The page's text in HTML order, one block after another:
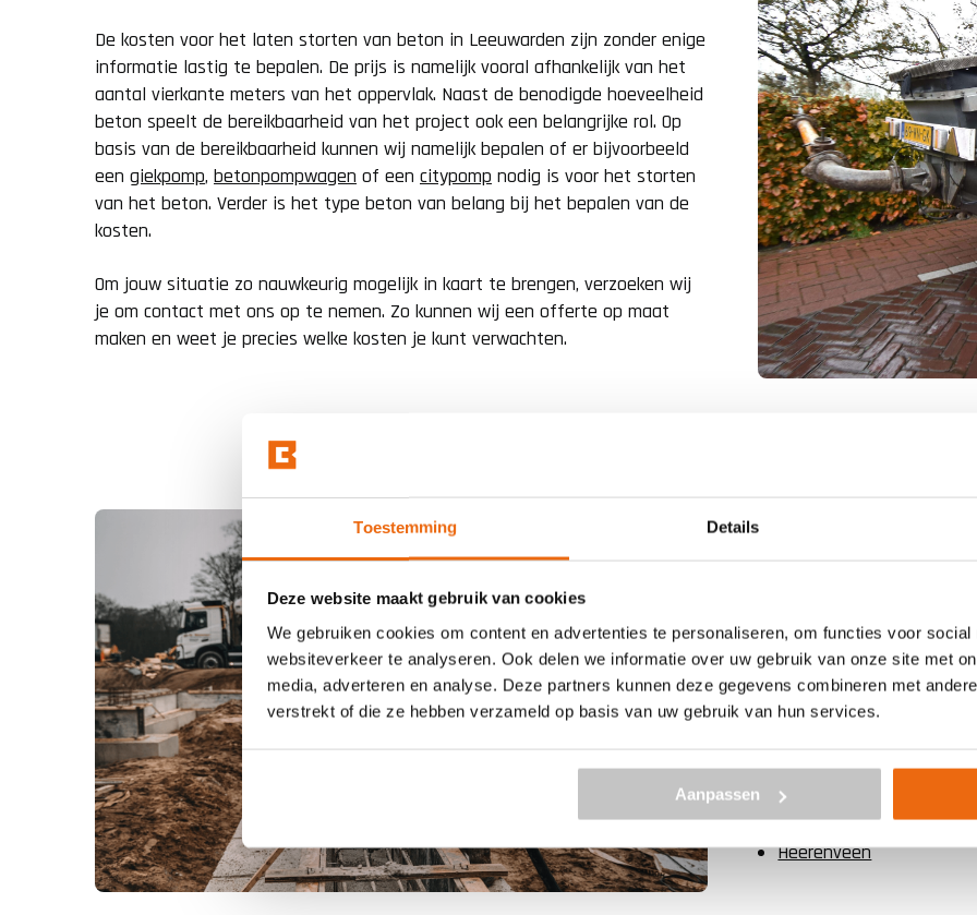
Toestemming Details
Deze website maakt gebruik van cookies
We gebruiken cookies om content en advertenties te personaliseren, om functies voor social
websiteverkeer te analyseren. Ook delen we informatie over uw gebruik van onze site met
media, adverteren en analyse. Deze partners kunnen deze gegevens combineren met
verstrekt of die ze hebben verzameld op basis van uw gebruik van hun services.
Aanpassen
De kosten voor het laten storten van beton in Leeuwarden zijn zonder enige
informatie lastig te bepalen. De prijs is namelijk vooral afhankelijk van het
aantal vierkante meters van het oppervlak. Naast de benodigde hoeveelheid
beton speelt de bereikbaarheid van het project ook een belangrijke rol. Op
basis van de bereikbaarheid kunnen wij namelijk bepalen of er bijvoorbeeld
een giekpomp, betonpompwagen of een citypomp nodig is voor het storten
van het beton. Verder is het type beton van belang bij het bepalen van de
kosten.
Om jouw situatie zo nauwkeurig mogelijk in kaart te brengen, verzoeken wij
je om contact met ons op te nemen. Zo kunnen wij een offerte op maat
maken en weet je precies welke kosten je kunt verwachten.
Onze betoncentrales
op vrijwel iedere locatie
Leeuwarden en leveren
Assen
Drachten
Groningen
Heerenveen